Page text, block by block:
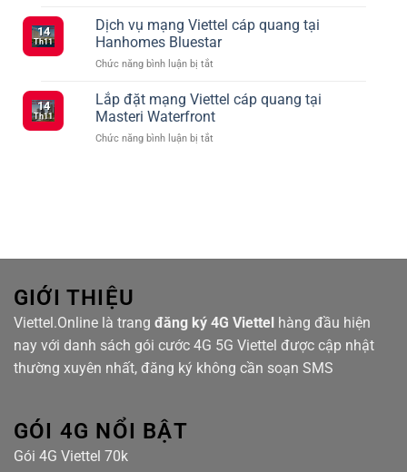
tháng
2
Ký
5G
–
Nối
Siêu
hợp
gói
cước
ưu
đãi
hình
14
Th11
Dịch vụ mạng Viettel cáp quang tại
Hanhomes Bluestar
Chức năng bình luận bị tắt
vụ
mạng
Viettel
cáp
14
Th11
Lắp đặt mạng Viettel cáp quang tại
Masteri Waterfront
Chức năng bình luận bị tắt
Masteri
GIỚI THIỆU
Viettel.Online là trang đăng ký 4G Viettel hàng đầu hiện
nay với danh sách gói cước 4G 5G Viettel được cập nhật
thường xuyên nhất, đăng ký không cần soạn SMS
GÓI 4G NỔI BẬT
Gói 4G Viettel 70k